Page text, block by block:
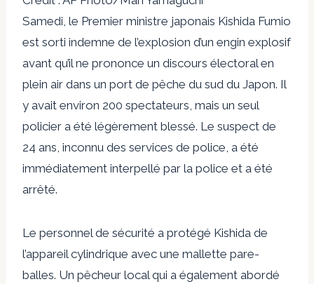
Samedi, le Premier ministre japonais Kishida Fumio
est sorti indemne de l’explosion d’un engin explosif
avant qu’il ne prononce un discours électoral en
plein air dans un port de pêche du sud du Japon. Il
y avait environ 200 spectateurs, mais un seul
policier a été légèrement blessé. Le suspect de
24 ans, inconnu des services de police, a été
immédiatement interpellé par la police et a été
arrêté.
Le personnel de sécurité a protégé Kishida de
l’appareil cylindrique avec une mallette pare-
balles. Un pêcheur local qui a également abordé